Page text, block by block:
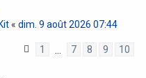
Kit« dim. 9 août 2026 07:44
1 7 8 9
10